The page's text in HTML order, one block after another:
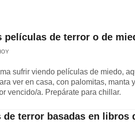
películas de terror o de
sufrir viendo películas de miedo,
ver en casa, con palomitas, manta
vencido/a. Prepárate para chillar.
de terror basadas en libros